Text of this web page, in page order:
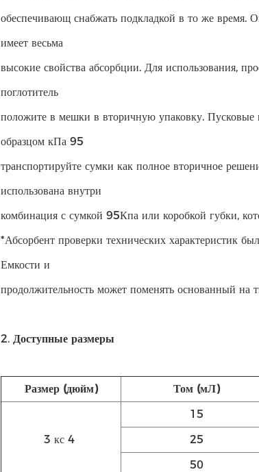
обеспечивающ снабжать подкладкой в то же время.
имеет весьма
высокие свойства абсорбции. Для использования,
поглотитель
положите в мешки в вторичную упаковку.
образцом кПа 95
транспортируйте сумки как полное вторичное
использована внутри
комбинация с сумкой 95Кпа или коробкой губки,
*Абсорбент проверки технических характеристик
Емкости и
продолжительность может поменять основанный на
2. Доступные размеры
Размер (дюйм) Том (мЛ)
3 кс 4
15
25
50